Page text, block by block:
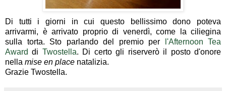
Di tutti i giorni in cui questo bellissimo dono poteva
arrivarmi, è arrivato proprio di venerdì, come la ciliegina
sulla torta. Sto parlando del premio per
l'Afternoon Tea
Awarddi Twostella. Di certo gli riserverò il posto d'onore
nella mise en place natalizia.
Grazie Twostella.